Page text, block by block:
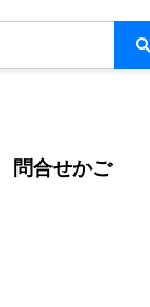
問合せかご